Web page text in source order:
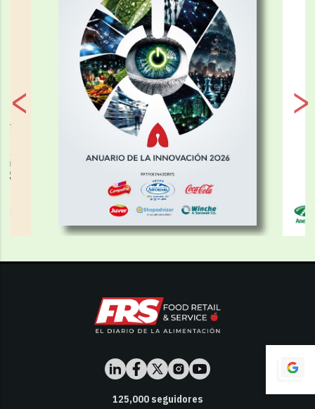
125,000seguidores